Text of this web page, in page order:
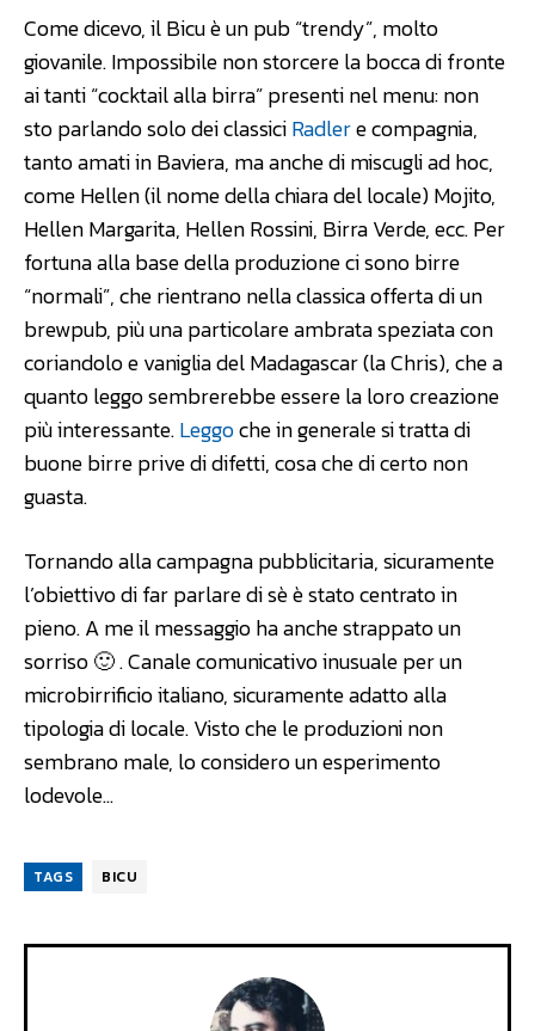
Come dicevo, il Bicu è un pub “trendy”, molto
giovanile. Impossibile non storcere la bocca di fronte
ai tanti “cocktail alla birra” presenti nel menu: non
sto parlando solo dei classiciRadlere compagnia,
tanto amati in Baviera, ma anche di miscugli ad hoc,
come Hellen (il nome della chiara del locale) Mojito,
Hellen Margarita, Hellen Rossini, Birra Verde, ecc. Per
fortuna alla base della produzione ci sono birre
“normali”, che rientrano nella classica offerta di un
brewpub, più una particolare ambrata speziata con
coriandolo e vaniglia del Madagascar (la Chris), che a
quanto leggo sembrerebbe essere la loro creazione
più interessante.Leggoche in generale si tratta di
buone birre prive di difetti, cosa che di certo non
guasta.
Tornando alla campagna pubblicitaria, sicuramente
l’obiettivo di far parlare di sè è stato centrato in
pieno. A me il messaggio ha anche strappato un
sorriso 🙂 . Canale comunicativo inusuale per un
microbirrificio italiano, sicuramente adatto alla
tipologia di locale. Visto che le produzioni non
sembrano male, lo considero un esperimento
lodevole…
TAGS BICU